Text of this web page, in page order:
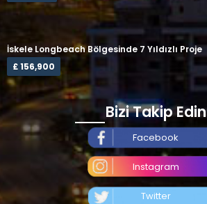
İskele Longbeach Bölgesinde 7 Yıldızlı Proje
£ 156,900
Bizi Takip Edin
Facebook
Instagram
Twitter